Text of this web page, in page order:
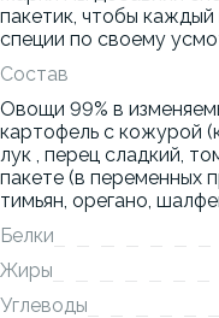
пакетик, чтобы каждый
специи по своему
Состав
Овощи 99% в
картофель с кожурой
лук , перец сладкий,
пакете (в переменных
тимьян, орегано,
Белки
Жиры
Углеводы